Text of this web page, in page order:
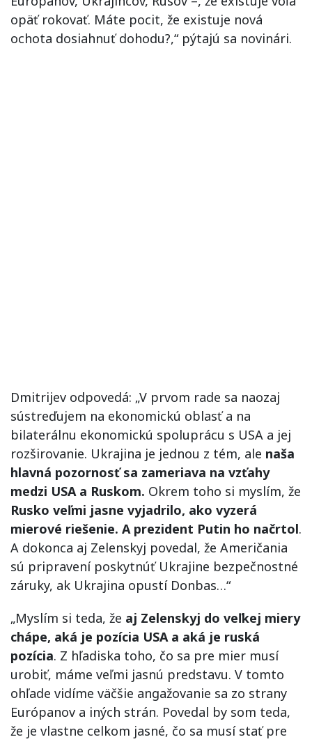
opäť rokovať. Máte pocit, že existuje nová
ochota dosiahnuť dohodu?,“ pýtajú sa novinári.
Dmitrijev odpovedá: „V prvom rade sa naozaj
sústreďujem na ekonomickú oblasť a na
bilaterálnu ekonomickú spoluprácu s USA a jej
rozširovanie. Ukrajina je jednou z tém, ale naša
hlavná pozornosť sa zameriava na vzťahy
medzi USA a Ruskom. Okrem toho si myslím, že
Rusko veľmi jasne vyjadrilo, ako vyzerá
mierové riešenie. A prezident Putin ho načrtol.
A dokonca aj Zelenskyj povedal, že Američania
sú pripravení poskytnúť Ukrajine bezpečnostné
záruky, ak Ukrajina opustí Donbas…“
„Myslím si teda, že aj Zelenskyj do veľkej miery
chápe, aká je pozícia USA a aká je ruská
pozícia. Z hľadiska toho, čo sa pre mier musí
urobiť, máme veľmi jasnú predstavu. V tomto
ohľade vidíme väčšie angažovanie sa zo strany
Európanov a iných strán. Povedal by som teda,
že je vlastne celkom jasné, čo sa musí stať pre